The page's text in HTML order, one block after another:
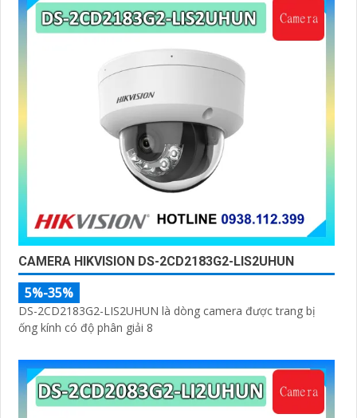
CAMERA HIKVISION DS-2CD2183G2-LIS2UHUN
5%-35%
DS-2CD2183G2-LIS2UHUN là dòng camera được trang bị
ống kính có độ phân giải 8